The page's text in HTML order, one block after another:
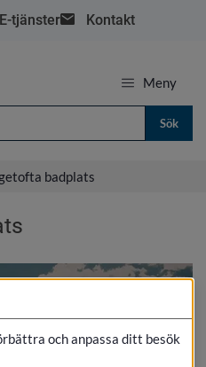
E-tjänster Kontakt
Meny
badplats
och anpassa ditt besök